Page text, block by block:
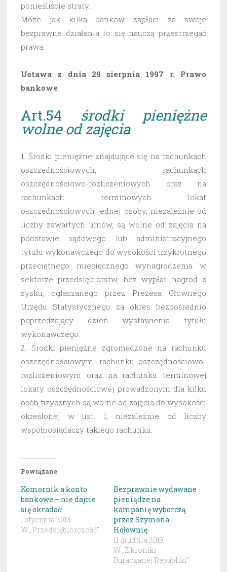
ponieśliście straty.
Może jak kilka banków zapłaci za swoje
bezprawne działania to się nauczą przestrzegać
prawa.
Ustawa z dnia 29 sierpnia 1997 r. Prawo
bankowe
Art.54 środki pieniężne
wolne od zajęcia
1. Środki pieniężne znajdujące się na rachunkach
oszczędnościowych, rachunkach
oszczędnościowo-rozliczeniowych oraz na
rachunkach terminowych lokat
oszczędnościowych jednej osoby, niezależnie od
liczby zawartych umów, są wolne od zajęcia na
podstawie sądowego lub administracyjnego
tytułu wykonawczego do wysokości trzykrotnego
przeciętnego miesięcznego wynagrodzenia w
sektorze przedsiębiorstw, bez wypłat nagród z
zysku, ogłaszanego przez Prezesa Głównego
Urzędu Statystycznego za okres bezpośrednio
poprzedzający dzień wystawienia tytułu
wykonawczego.
2. Środki pieniężne zgromadzone na rachunku
oszczędnościowym, rachunku oszczędnościowo-
rozliczeniowym oraz na rachunku terminowej
lokaty oszczędnościowej prowadzonym dla kilku
osób fizycznych są wolne od zajęcia do wysokości
określonej w ust. 1, niezależnie od liczby
współposiadaczy takiego rachunku.
Powiązane
Komornik a konto
bankowe – nie dajcie
się okradać!
1 stycznia 2013
W „Przedsiębiorczość"
Bezprawnie wydawane
pieniądze na
kampanię wyborczą
przez Szymona
Hołownię.
11 grudnia 2019
W „Z kroniki
Buraczanej Republiki"